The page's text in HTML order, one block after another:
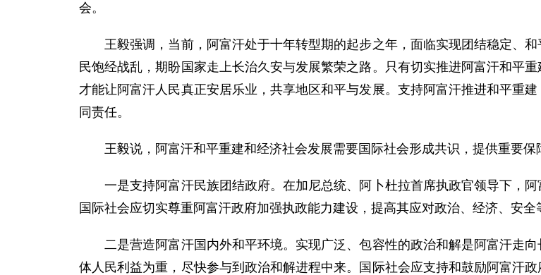
会。
王毅强调，当前，阿富汗处于十年转型期的起步之年，面临实现团结稳定、和
民饱经战乱，期盼国家走上长治久安与发展繁荣之路。只有切实推进阿富汗和平
才能让阿富汗人民真正安居乐业，共享地区和平与发展。支持阿富汗推进和平重
同责任。
王毅说，阿富汗和平重建和经济社会发展需要国际社会形成共识，提供重要保
一是支持阿富汗民族团结政府。在加尼总统、阿卜杜拉首席执政官领导下，阿
国际社会应切实尊重阿富汗政府加强执政能力建设，提高其应对政治、经济、安全
二是营造阿富汗国内外和平环境。实现广泛、包容性的政治和解是阿富汗走向
体人民利益为重，尽快参与到政治和解进程中来。国际社会应支持和鼓励阿富汗